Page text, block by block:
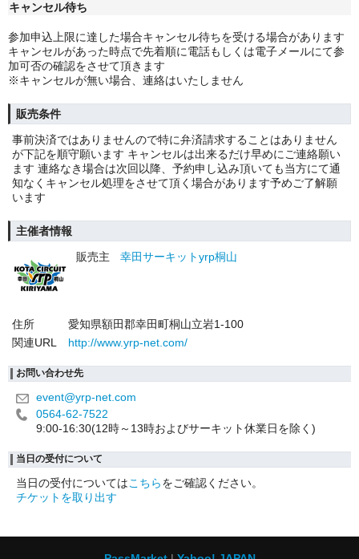
キャンセル待ち
参加申込上限に達した場合キャンセル待ちを受ける場合があります
キャンセルがあった時点で先着順に電話もしくは電子メールにて参
加可否の確認をさせて頂きます
※キャンセルが無い場合、連絡はいたしません
販売条件
事前決済ではありませんので特に弁済請求することはありません
が下記を順守願います キャンセルは出来るだけ早めにご連絡願い
ます 連絡なき場合は次回以降、予約申し込み頂いても当方にて通
知なくキャンセル処理をさせて頂く場合があります予めご了解願
います
主催者情報
販売主
幸田サーキットyrp桐山
住所
愛知県額田郡幸田町桐山立岩1-100
関連URL
http://www.yrp-net.com/
お問い合わせ先
event@yrp-net.com
0564-62-7522
9:00-16:30(12時～13時およびサーキット休業日を除く)
当日の受付について
当日の受付についてはこちらをご確認ください。
チケットを取り出す